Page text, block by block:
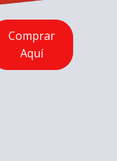
Comprar
Aquí